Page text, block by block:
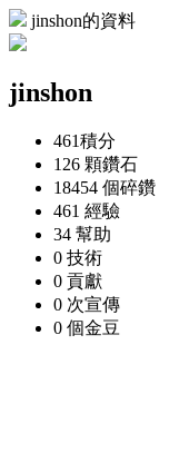
jinshon的資料
jinshon
461積分
126 顆鑽石
18454 個碎鑽
461 經驗
34 幫助
0 技術
0 貢獻
0 次宣傳
0 個金豆